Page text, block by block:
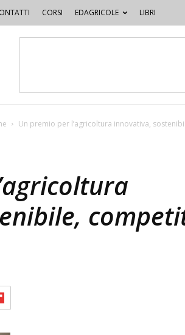
CORSI EDAGRICOLE LIBRI
Un premio per l’agricoltura innovativa,